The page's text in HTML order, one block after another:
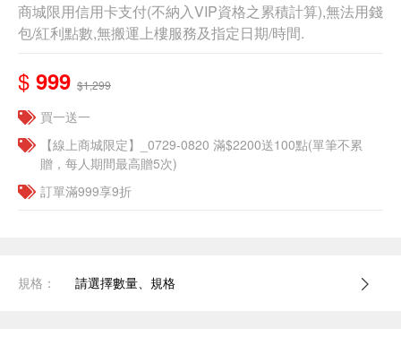
商城限用信用卡支付(不納入VIP資格之累積計算),無法用錢
包/紅利點數,無搬運上樓服務及指定日期/時間.
$ 999 $1,299
買一送一
【線上商城限定】_0729-0820 滿$2200送100點(單筆不累
贈，每人期間最高贈5次)
訂單滿999享9折
規格： 請選擇數量、規格